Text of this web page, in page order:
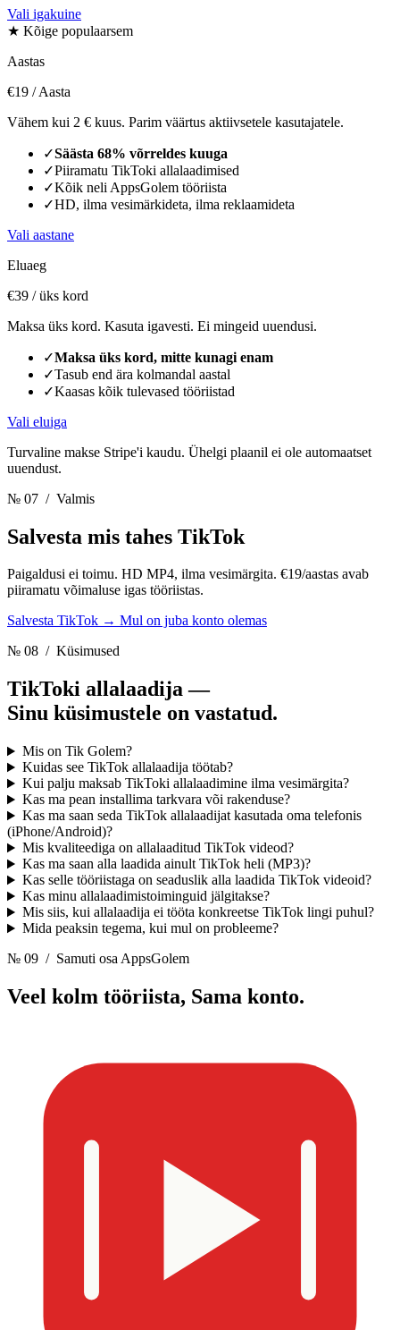
Vali igakuine
★ Kõige populaarsem
Aastas
€19 / Aasta
Vähem kui 2 € kuus. Parim väärtus aktiivsetele kasutajatele.
✓Säästa 68% võrreldes kuuga
✓Piiramatu TikToki allalaadimised
✓Kõik neli AppsGolem tööriista
✓HD, ilma vesimärkideta, ilma reklaamideta
Vali aastane
Eluaeg
€39 / üks kord
Maksa üks kord. Kasuta igavesti. Ei mingeid uuendusi.
✓Maksa üks kord, mitte kunagi enam
✓Tasub end ära kolmandal aastal
✓Kaasas kõik tulevased tööriistad
Vali eluiga
Turvaline makse Stripe'i kaudu. Ühelgi plaanil ei ole automaatset
uuendust.
№ 07 / Valmis
Salvesta mis tahes TikTok
Paigaldusi ei toimu. HD MP4, ilma vesimärgita. €19/aastas avab
piiramatu võimaluse igas tööriistas.
Salvesta TikTok → Mul on juba konto olemas
№ 08 / Küsimused
TikToki allalaadija —
Sinu küsimustele on vastatud.
Mis on Tik Golem?
Kuidas see TikTok allalaadija töötab?
Kui palju maksab TikToki allalaadimine ilma vesimärgita?
Kas ma pean installima tarkvara või rakenduse?
Kas ma saan seda TikTok allalaadijat kasutada oma telefonis
(iPhone/Android)?
Mis kvaliteediga on allalaaditud TikTok videod?
Kas ma saan alla laadida ainult TikTok heli (MP3)?
Kas selle tööriistaga on seaduslik alla laadida TikTok videoid?
Kas minu allalaadimistoiminguid jälgitakse?
Mis siis, kui allalaadija ei tööta konkreetse TikTok lingi puhul?
Mida peaksin tegema, kui mul on probleeme?
№ 09 / Samuti osa AppsGolem
Veel kolm tööriista, Sama konto.